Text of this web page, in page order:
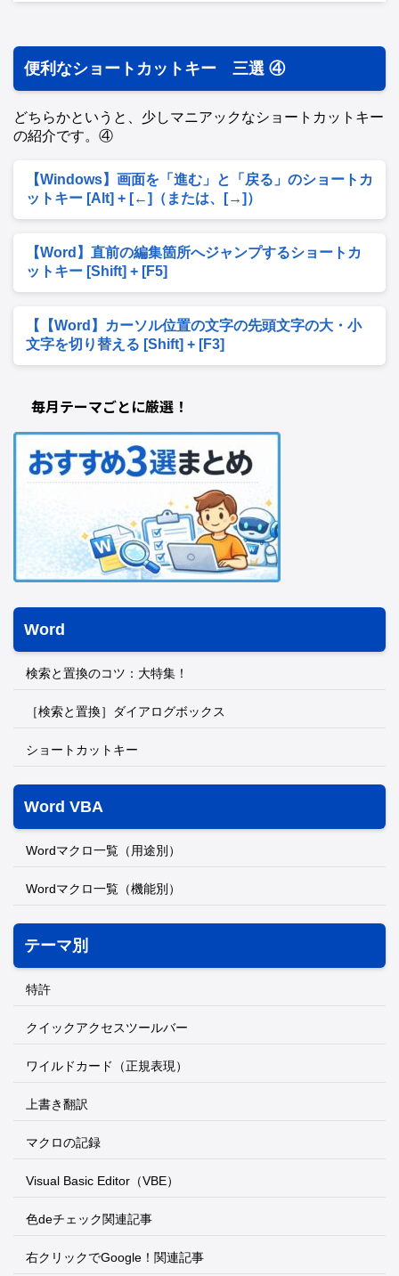
便利なショートカットキー 三選 ④
どちらかというと、少しマニアックなショートカットキー
の紹介です。④
【Windows】画面を「進む」と「戻る」のショートカ
ットキー [Alt] + [←]（または、[→]）
【Word】直前の編集箇所へジャンプするショートカ
ットキー [Shift] + [F5]
【【Word】カーソル位置の文字の先頭文字の大・小
文字を切り替える [Shift] + [F3]
毎月テーマごとに厳選！
Word
検索と置換のコツ：大特集！
［検索と置換］ダイアログボックス
ショートカットキー
Word VBA
Wordマクロ一覧（用途別）
Wordマクロ一覧（機能別）
テーマ別
特許
クイックアクセスツールバー
ワイルドカード（正規表現）
上書き翻訳
マクロの記録
Visual Basic Editor（VBE）
色deチェック関連記事
右クリックでGoogle！関連記事